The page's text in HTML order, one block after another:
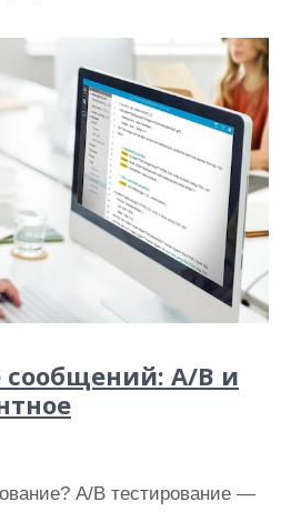
сообщений: A/B и
A/B тестирование —